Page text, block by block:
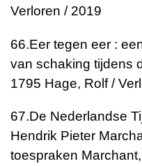
Verloren / 2019
66.Eer tegen eer :
van schaking tijdens
1795 Hage, Rolf /
67.De Nederlandse
Hendrik Pieter
toespraken